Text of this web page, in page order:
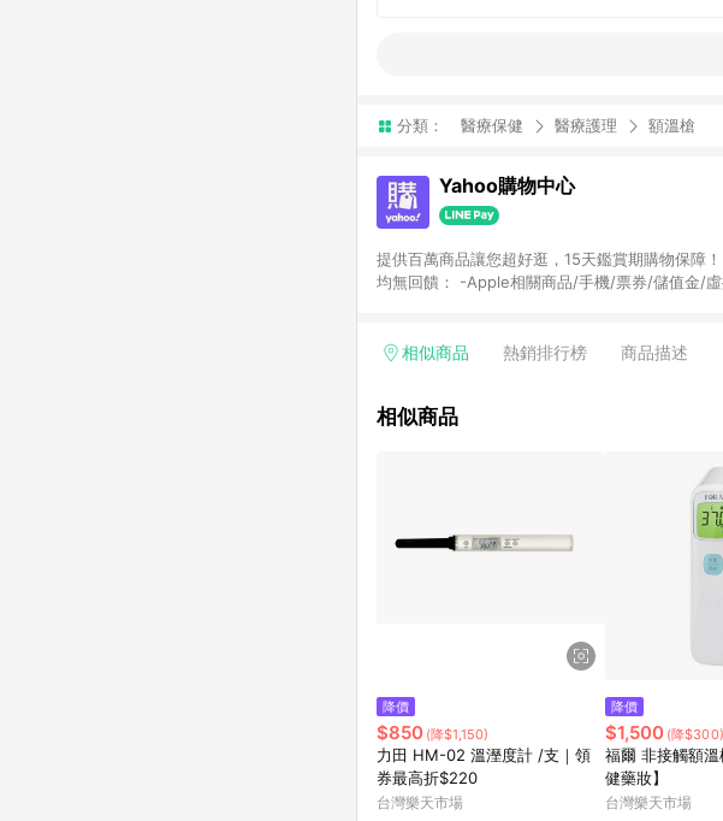
分類： 醫療保健 醫療護理 額溫槍
Yahoo購物中心
提供百萬商品讓您超好逛，15天鑑賞期購物保障！ 3C及特殊
均無回饋： -Apple相關商品/手機/票券/儲值金/
Yahoo超贈點回饋者 - 購物中心商店之商品：商
相似商品 熱銷排行榜 商品描述
相似商品
降價
$850 (降$1,150)
力田 HM-02 溫溼度計 /支｜領
券最高折$220
台灣樂天市場
降價
$1,500 (降$300)
福爾 非接觸額
健藥妝】
台灣樂天市場